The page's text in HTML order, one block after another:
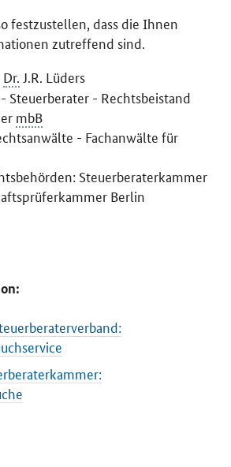
festzustellen, dass die Ihnen
zutreffend sind.
Dr. J.R. Lüders
Steuerberater - Rechtsbeistand
mbB
- Fachanwälte für
Steuerberaterkammer
Berlin